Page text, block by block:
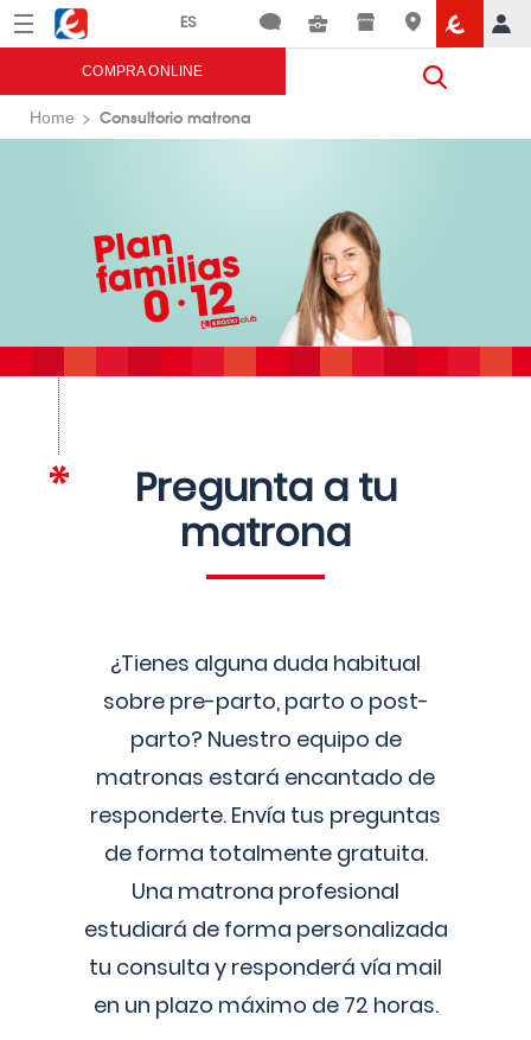
Menú Eroski
COMPRA ONLINE
Home Consultorio matrona
Pregunta a tu
matrona
¿Tienes alguna duda habitual
sobre pre-parto, parto o post-
parto? Nuestro equipo de
matronas estará encantado de
responderte. Envía tus preguntas
de forma totalmente gratuita.
Una matrona profesional
estudiará de forma personalizada
tu consulta y responderá vía mail
en un plazo máximo de 72 horas.